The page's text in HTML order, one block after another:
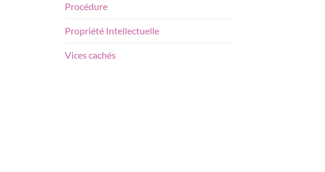
Procédure
Propriété Intellectuelle
Vices cachés